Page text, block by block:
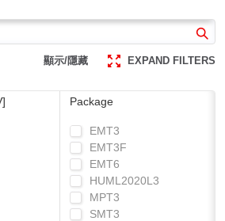
用中也
顯示/隱藏 EXPAND FILTERS
Package
EMT3
EMT3F
EMT6
HUML2020L3
MPT3
SMT3